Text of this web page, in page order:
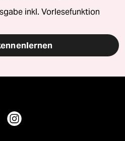
inkl. Vorlesefunktion